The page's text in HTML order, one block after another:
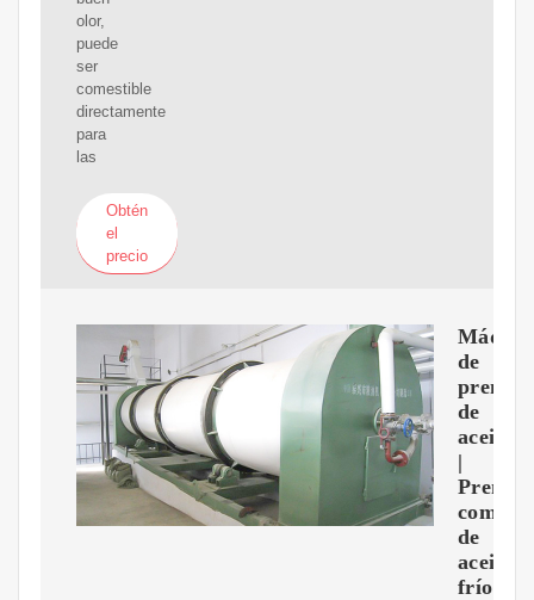
olor,
puede
ser
comestible
directamente
para
las
Obtén
el
precio
de
prensa
de
aceite
|
Prensa
de
aceite
frío